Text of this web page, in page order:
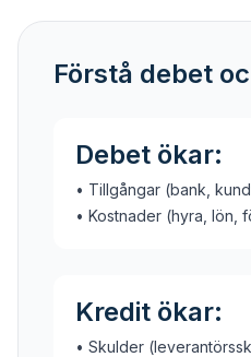
Förstå debet
Debet ökar:
• Tillgångar (bank,
• Kostnader (hyra, lön,
Kredit ökar:
• Skulder